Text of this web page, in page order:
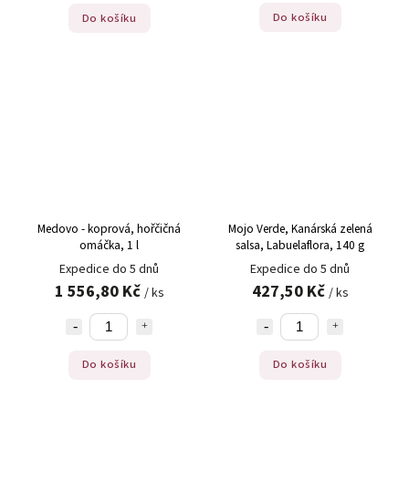
Do košíku Do košíku
Medovo - koprová, hořčičná
omáčka, 1 l
Expedice do 5 dnů
1 556,80 Kč / ks
Do košíku
Mojo Verde, Kanárská zelená
salsa, Labuelaflora, 140 g
Expedice do 5 dnů
427,50 Kč / ks
Do košíku